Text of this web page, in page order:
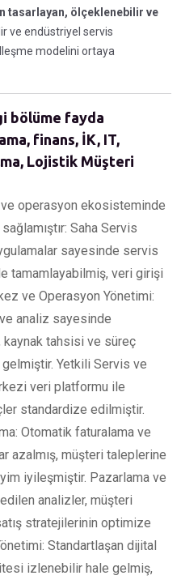
tasarlayan, ölçeklenebilir ve
ve endüstriyel servis
modelini ortaya
bölüme fayda
finans, İK, IT,
Lojistik Müşteri
operasyon ekosisteminde
Saha Servis
sayesinde servis
tamamlayabilmiş, veri girişi
ve Operasyon Yönetimi:
ve analiz sayesinde
kaynak tahsisi ve süreç
Yetkili Servis ve
veri platformu ile
standardize edilmiştir.
Otomatik faturalama ve
azalmış, müşteri taleplerine
iyileşmiştir. Pazarlama ve
analizler, müşteri
stratejilerinin optimize
Standartlaşan dijital
izlenebilir hale gelmiş,